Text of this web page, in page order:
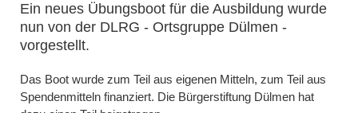
Ein neues Übungsboot für die Ausbildung wurde
nun von der DLRG - Ortsgruppe Dülmen -
vorgestellt.
Das Boot wurde zum Teil aus eigenen Mitteln, zum Teil aus
Spendenmitteln finanziert. Die Bürgerstiftung Dülmen hat